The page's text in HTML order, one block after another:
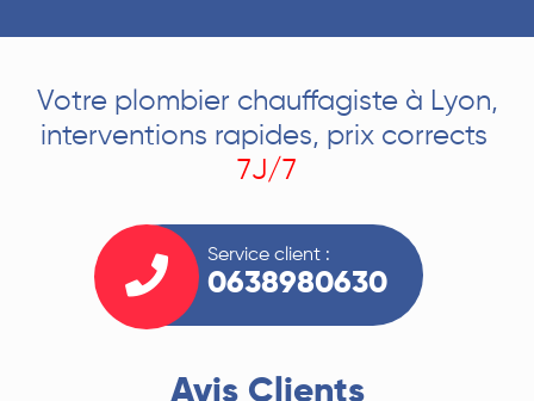
Votre plombier chauffagiste à Lyon,
interventions rapides, prix corrects
7J/7
Service client :
0638980630
Avis Clients